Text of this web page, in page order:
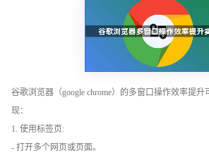
谷歌浏览器（google chrome）的多窗口操作效率提
现：
1. 使用标签页:
- 打开多个网页或页面。